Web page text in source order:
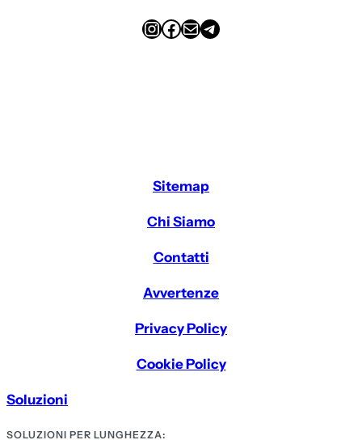
InstagramFacebook Email Telegram
Sitemap
Chi Siamo
Contatti
Avvertenze
Privacy Policy
Cookie Policy
Soluzioni
SOLUZIONI PER LUNGHEZZA: